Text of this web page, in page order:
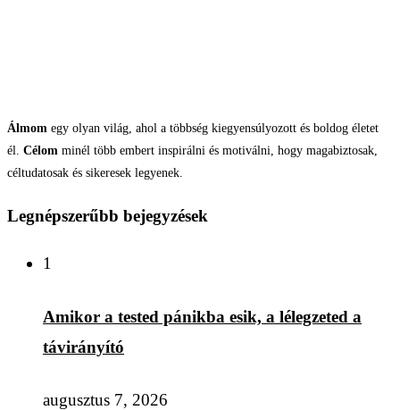
Álmom egy olyan világ, ahol a többség kiegyensúlyozott és boldog életet
él. Célom minél több embert inspirálni és motiválni, hogy magabiztosak,
céltudatosak és sikeresek legyenek.
Legnépszerűbb bejegyzések
1
Amikor a tested pánikba esik, a lélegzeted a
távirányító
augusztus 7, 2026